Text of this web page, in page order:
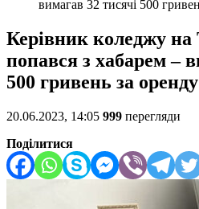
вимагав 32 тисячі 500
Керівник коледжу на
попався з хабарем –
500 гривень за
20.06.2023, 14:05 999 перегляди
Поділитися